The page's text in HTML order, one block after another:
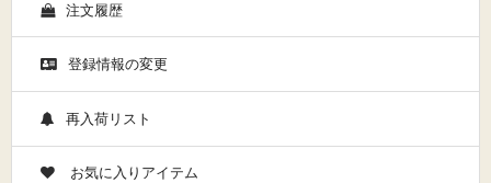
注文履歴
登録情報の変更
再入荷リスト
お気に入りアイテム